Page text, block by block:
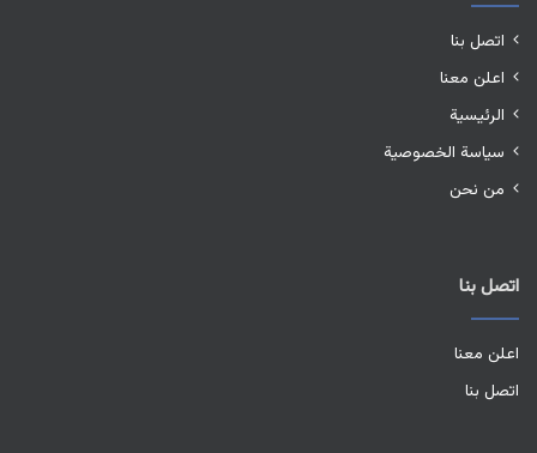
اتصل بنا
اعلن معنا
الرئيسية
سياسة الخصوصية
من نحن
اتصل بنا
اعلن معنا
اتصل بنا